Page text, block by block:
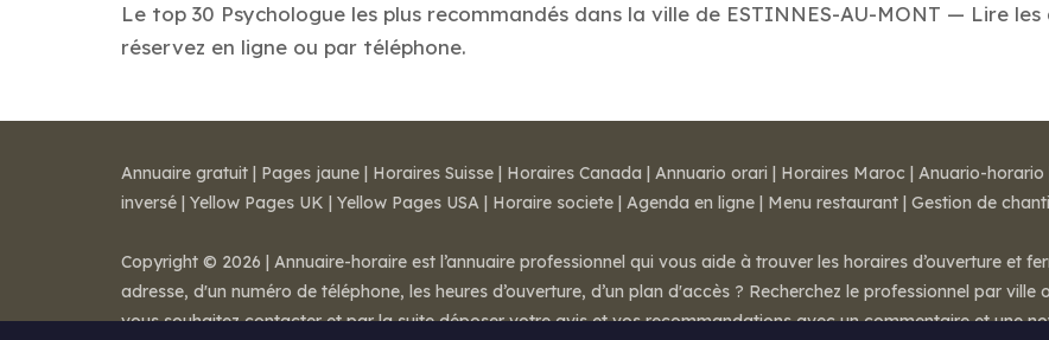
Le top 30 Psychologue les plus recommandés dans la ville de ESTINNES-AU-MONT — Lire
réservez en ligne ou par téléphone.
Annuaire gratuit | Pages jaune | Horaires Suisse | Horaires Canada | Annuario orari | Horaires Maroc | Anuario-horario
inversé | Yellow Pages UK | Yellow Pages USA | Horaire societe | Agenda en ligne | Menu restaurant | Gestion de
Copyright © 2026 | Annuaire-horaire est l’annuaire professionnel qui vous aide à trouver les horaires d’ouverture et
adresse, d'un numéro de téléphone, les heures d’ouverture, d’un plan d'accès ? Recherchez le professionnel par
vous souhaitez contacter et par la suite déposer votre avis et vos recommandations avec un commentaire et une